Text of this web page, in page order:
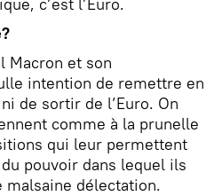
Macron et son
intention de remettre en
de sortir de l’Euro. On
comme à la prunelle
qui leur permettent
pouvoir dans lequel ils
malsaine délectation.